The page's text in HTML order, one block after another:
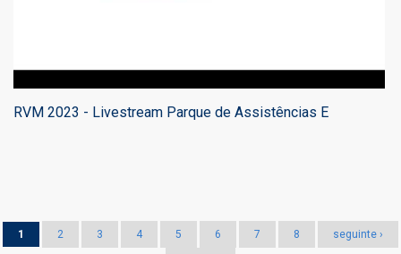
RVM 2023 - Livestream Parque de Assistências E
1 2 3 4 5 6 7 8 seguinte ›